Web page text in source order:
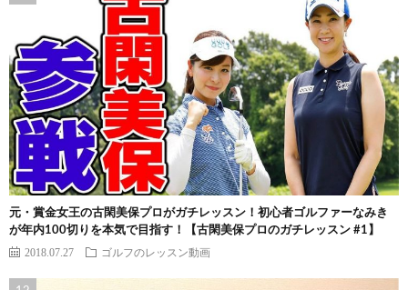
元・賞金女王の古閑美保プロがガチレッスン！初心者ゴルファーなみき
が年内100切りを本気で目指す！【古閑美保プロのガチレッスン #1】
2018.07.27 ゴルフのレッスン動画